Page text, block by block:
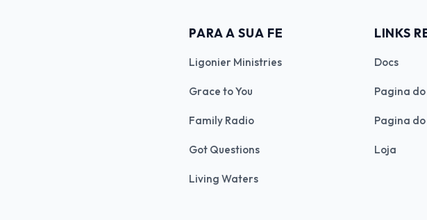
PARA A SUA FE
Ligonier Ministries
Grace to You
Family Radio
Got Questions
Living Waters
LINKS
Docs
Pagina
Pagina
Loja